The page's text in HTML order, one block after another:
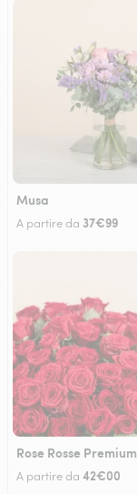
Musa
A partire da 37€99
Rose Rosse Premium
A partire da 42€00